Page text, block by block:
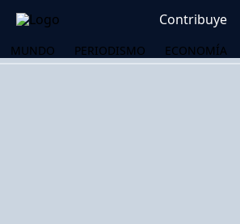
Contribuye
MUNDO PERIODISMO ECONOMÍA